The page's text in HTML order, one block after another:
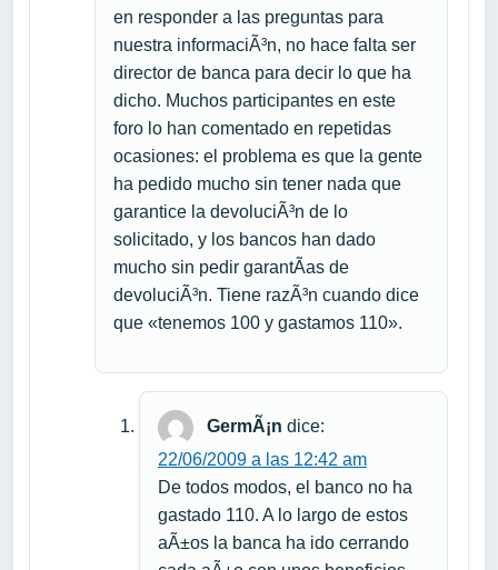
en responder a las preguntas para
nuestra informaciÃ³n, no hace falta ser
director de banca para decir lo que ha
dicho. Muchos participantes en este
foro lo han comentado en repetidas
ocasiones: el problema es que la gente
ha pedido mucho sin tener nada que
garantice la devoluciÃ³n de lo
solicitado, y los bancos han dado
mucho sin pedir garantÃ­as de
devoluciÃ³n. Tiene razÃ³n cuando dice
que «tenemos 100 y gastamos 110».
GermÃ¡n dice:
22/06/2009 a las 12:42 am
De todos modos, el banco no ha
gastado 110. A lo largo de estos
aÃ±os la banca ha ido cerrando